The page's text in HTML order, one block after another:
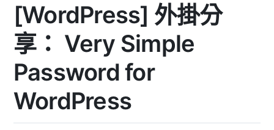
[WordPress] 外掛分
享： Very Simple
Password for
WordPress